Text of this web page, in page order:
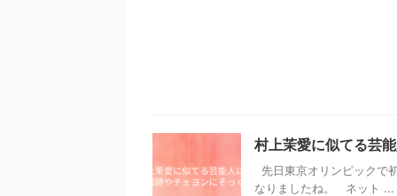
村上茉愛に似てる芸
先日東京オリンピックで
なりましたね。 ネット ...